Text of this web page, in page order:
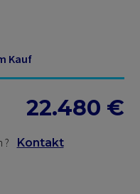
Kauf
22.480 €
? Kontakt